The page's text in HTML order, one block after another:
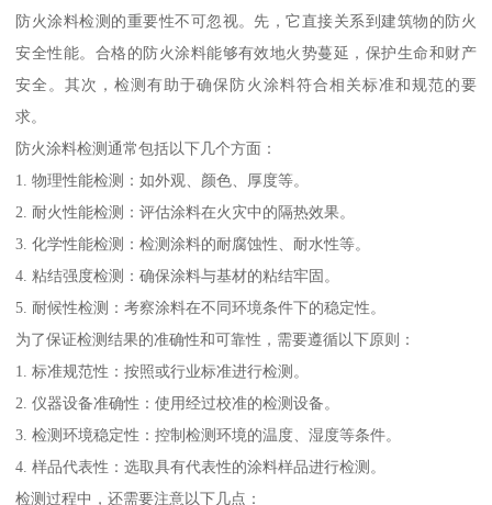
防火涂料检测的重要性不可忽视。先，它直接关系到建筑物的防火
安全性能。合格的防火涂料能够有效地火势蔓延，保护生命和财产
安全。其次，检测有助于确保防火涂料符合相关标准和规范的要
求。
防火涂料检测通常包括以下几个方面：
1. 物理性能检测：如外观、颜色、厚度等。
2. 耐火性能检测：评估涂料在火灾中的隔热效果。
3. 化学性能检测：检测涂料的耐腐蚀性、耐水性等。
4. 粘结强度检测：确保涂料与基材的粘结牢固。
5. 耐候性检测：考察涂料在不同环境条件下的稳定性。
为了保证检测结果的准确性和可靠性，需要遵循以下原则：
1. 标准规范性：按照或行业标准进行检测。
2. 仪器设备准确性：使用经过校准的检测设备。
3. 检测环境稳定性：控制检测环境的温度、湿度等条件。
4. 样品代表性：选取具有代表性的涂料样品进行检测。
检测过程中，还需要注意以下几点：